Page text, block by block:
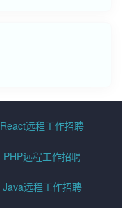
React远程工作招聘
PHP远程工作招聘
Java远程工作招聘